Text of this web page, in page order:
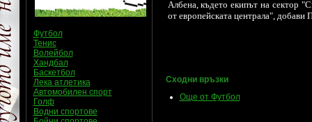
Албена, където екипът на сектор
от европейската централа", добави
Сходни връзки
Още от Футбол
Футбол
Тенис
Волейбол
Хандбал
Баскетбол
Лека атлетика
Автомобилен спорт
Голф
Водни спортове